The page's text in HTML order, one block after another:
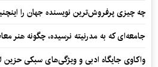
چه چیزی پرفروش‌ترین نویسنده جهان را
جامعه‌ای که به مدرنیته نرسیده، چگونه هنر
واکاوی جایگاه ادبی و ویژگی‌های سبکی حزین